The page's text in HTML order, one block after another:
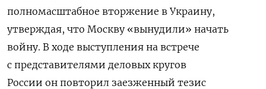
полномасштабное вторжение в Украину,
утверждая, что Москву «вынудили» начать
войну. В ходе выступления на встрече
с представителями деловых кругов
России он повторил заезженный тезис